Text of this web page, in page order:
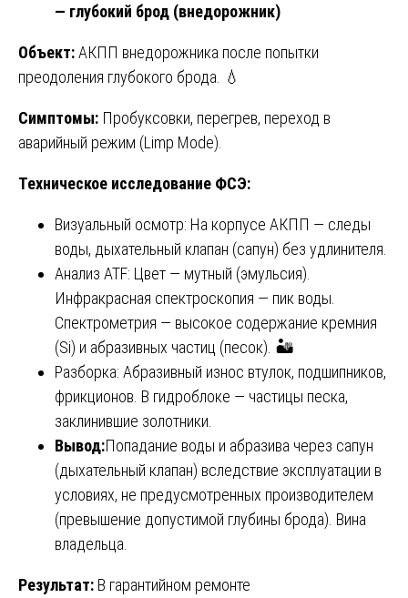
— глубокий брод (внедорожник)
Объект:АКПП внедорожника после попытки
преодоления глубокого брода. 💧
Симптомы: Пробуксовки, перегрев, переход в
аварийный режим (Limp Mode).
Техническое исследование ФСЭ:
Визуальный осмотр: На корпусе АКПП — следы
воды, дыхательный клапан (сапун) без удлинителя.
Анализ ATF: Цвет — мутный (эмульсия).
Инфракрасная спектроскопия — пик воды.
Спектрометрия — высокое содержание кремния
(Si) и абразивных частиц (песок). 🏜️
Разборка: Абразивный износ втулок, подшипников,
фрикционов. В гидроблоке — частицы песка,
заклинившие золотники.
Вывод:Попадание воды и абразива через сапун
(дыхательный клапан) вследствие эксплуатации в
условиях, не предусмотренных производителем
(превышение допустимой глубины брода). Вина
владельца.
Результат: В гарантийном ремонте